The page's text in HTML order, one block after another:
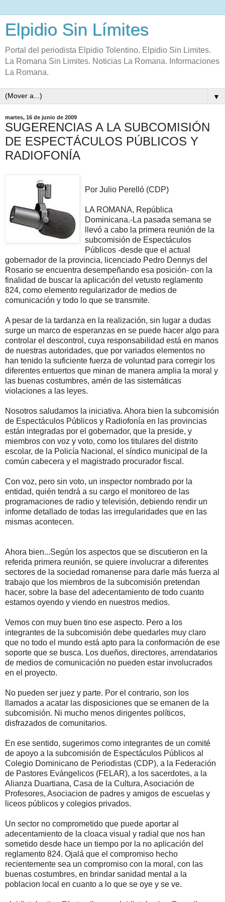
Elpidio Sin Límites
Portal del periodista Elpidio Tolentino. Elpidio Sin Limites.
La Romana Sin Limites. Noticias La Romana. Informaciones
La Romana.
▼
martes, 16 de junio de 2009
SUGERENCIAS A LA SUBCOMISIÓN
DE ESPECTÁCULOS PÚBLICOS Y
RADIOFONÍA
Por Julio Perelló (CDP)
LA ROMANA, República
Dominicana.-La pasada semana se
llevó a cabo la primera reunión de la
subcomisión de Espectáculos
Públicos -desde que el actual
gobernador de la provincia, licenciado Pedro Dennys del
Rosario se encuentra desempeñando esa posición- con la
finalidad de buscar la aplicación del vetusto reglamento
824, como elemento regularizador de medios de
comunicación y todo lo que se transmite.
A pesar de la tardanza en la realización, sin lugar a dudas
surge un marco de esperanzas en se puede hacer algo para
controlar el descontrol, cuya responsabilidad está en manos
de nuestras autoridades, que por variados elementos no
han tenido la suficiente fuerza de voluntad para corregir los
diferentes entuertos que minan de manera amplia la moral y
las buenas costumbres, amén de las sistemáticas
violaciones a las leyes.
Nosotros saludamos la iniciativa. Ahora bien la subcomisión
de Espectáculos Públicos y Radiofonía en las provincias
están integradas por el gobernador, que la preside, y
miembros con voz y voto, como los titulares del distrito
escolar, de la Policía Nacional, el síndico municipal de la
común cabecera y el magistrado procurador fiscal.
Con voz, pero sin voto, un inspector nombrado por la
entidad, quién tendrá a su cargo el monitoreo de las
programaciones de radio y televisión, debiendo rendir un
informe detallado de todas las irregularidades que en las
mismas acontecen.
Ahora bien...Según los aspectos que se discutieron en la
referida primera reunión, se quiere involucrar a diferentes
sectores de la sociedad romanense para darle más fuerza al
trabajo que los miembros de la subcomisión pretendan
hacer, sobre la base del adecentamiento de todo cuanto
estamos oyendo y viendo en nuestros medios.
Vemos con muy buen tino ese aspecto. Pero a los
integrantes de la subcomisión debe quedarles muy claro
que no todo el mundo está apto para la conformación de ese
soporte que se busca. Los dueños, directores, arrendatarios
de medios de comunicación no pueden estar involucrados
en el proyecto.
No pueden ser juez y parte. Por el contrario, son los
llamados a acatar las disposiciones que se emanen de la
subcomisión. Ni mucho menos dirigentes políticos,
disfrazados de comunitarios.
En ese sentido, sugerimos como integrantes de un comité
de apoyo a la subcomisión de Espectáculos Públicos al
Colegio Dominicano de Periodistas (CDP), a la Federación
de Pastores Evángelicos (FELAR), a los sacerdotes, a la
Alianza Duartiana, Casa de la Cultura, Asociación de
Profesores, Asociacion de padres y amigos de escuelas y
liceos públicos y colegios privados.
Un sector no comprometido que puede aportar al
adecentamiento de la cloaca visual y radial que nos han
sometido desde hace un tiempo por la no aplicación del
reglamento 824. Ojalá que el compromiso hecho
recientemente sea un compromiso con la moral, con las
buenas costumbres, en brindar sanidad mental a la
poblacion local en cuanto a lo que se oye y se ve.